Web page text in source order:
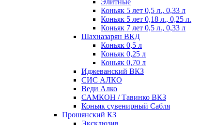
Элитные
Коньяк 5 лет 0,5 л., 0,33 л
Коньяк 5 лет 0,18 л., 0,25 л.
Коньяк 7 лет 0,5 л., 0,33 л
Шахназарян ВКД
Коньяк 0,5 л
Коньяк 0,25 л
Коньяк 0,70 л
Иджеванский ВКЗ
СИС АЛКО
Веди Алко
САМКОН / Тавинко ВКЗ
Коньяк сувенирный Сабля
Прошянский КЗ
Эксклюзив